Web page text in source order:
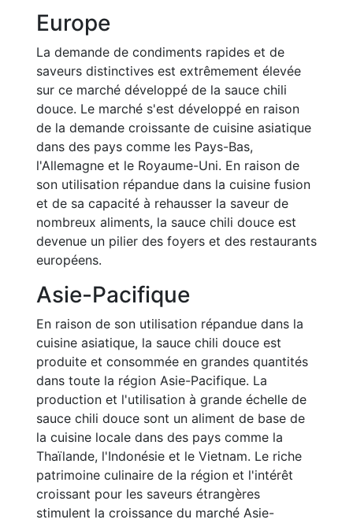
Europe
La demande de condiments rapides et de
saveurs distinctives est extrêmement élevée
sur ce marché développé de la sauce chili
douce. Le marché s'est développé en raison
de la demande croissante de cuisine asiatique
dans des pays comme les Pays-Bas,
l'Allemagne et le Royaume-Uni. En raison de
son utilisation répandue dans la cuisine fusion
et de sa capacité à rehausser la saveur de
nombreux aliments, la sauce chili douce est
devenue un pilier des foyers et des restaurants
européens.
Asie-Pacifique
En raison de son utilisation répandue dans la
cuisine asiatique, la sauce chili douce est
produite et consommée en grandes quantités
dans toute la région Asie-Pacifique. La
production et l'utilisation à grande échelle de
sauce chili douce sont un aliment de base de
la cuisine locale dans des pays comme la
Thaïlande, l'Indonésie et le Vietnam. Le riche
patrimoine culinaire de la région et l'intérêt
croissant pour les saveurs étrangères
stimulent la croissance du marché Asie-